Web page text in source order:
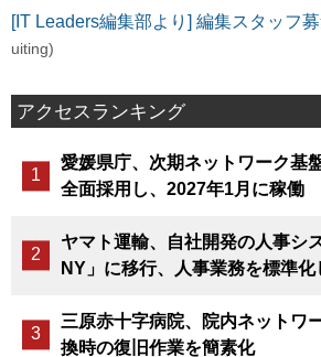
[IT Leaders編集部より] 編集スタッフ
uiting)
アクセスランキング
愛媛県庁、次期ネットワーク基
全面採用し、2027年1月に稼働
ヤマト運輸、自社開発の人事シ
NY」に移行、人事業務を標準
三原赤十字病院、院内ネットワ
換時の復旧作業を簡素化